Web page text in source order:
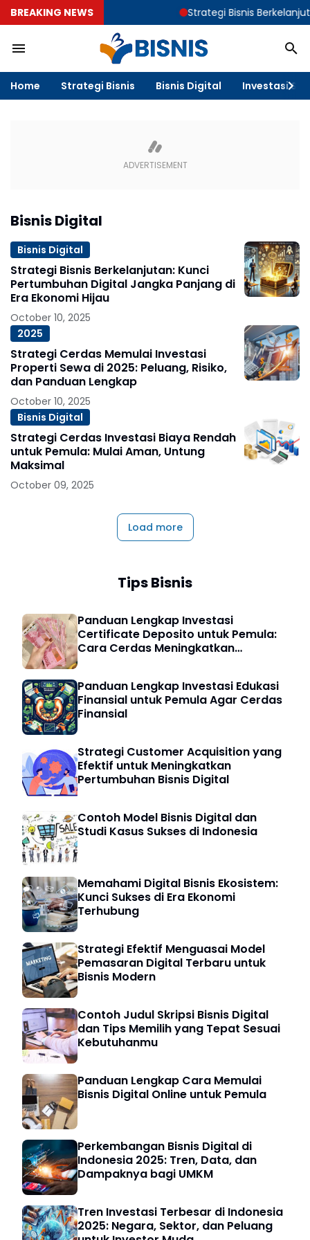
BREAKING NEWS Strategi Bisnis
Home Strategi Bisnis Bisnis Digital Investasi &
Bisnis Digital
Bisnis Digital
Strategi Bisnis Berkelanjutan: Kunci
Pertumbuhan Digital Jangka Panjang di
Era Ekonomi Hijau
October 10, 2025
2025
Strategi Cerdas Memulai Investasi
Properti Sewa di 2025: Peluang, Risiko,
dan Panduan Lengkap
October 10, 2025
Bisnis Digital
Strategi Cerdas Investasi Biaya Rendah
untuk Pemula: Mulai Aman, Untung
Maksimal
October 09, 2025
Load more
Tips Bisnis
Panduan Lengkap Investasi
Certificate Deposito untuk Pemula:
Cara Cerdas Meningkatkan
Panduan Lengkap Investasi Edukasi
Finansial untuk Pemula Agar Cerdas
Finansial
Strategi Customer Acquisition yang
Efektif untuk Meningkatkan
Pertumbuhan Bisnis Digital
Contoh Model Bisnis Digital dan
Studi Kasus Sukses di Indonesia
Memahami Digital Bisnis Ekosistem:
Kunci Sukses di Era Ekonomi
Terhubung
Strategi Efektif Menguasai Model
Pemasaran Digital Terbaru untuk
Bisnis Modern
Contoh Judul Skripsi Bisnis Digital
dan Tips Memilih yang Tepat Sesuai
Kebutuhanmu
Panduan Lengkap Cara Memulai
Bisnis Digital Online untuk Pemula
Perkembangan Bisnis Digital di
Indonesia 2025: Tren, Data, dan
Dampaknya bagi UMKM
Tren Investasi Terbesar di Indonesia
2025: Negara, Sektor, dan Peluang